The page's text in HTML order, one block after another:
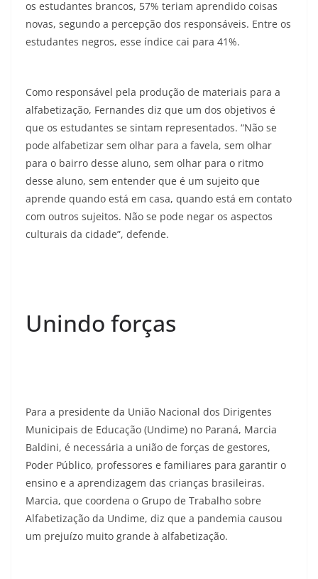
os estudantes brancos, 57% teriam aprendido coisas
novas, segundo a percepção dos responsáveis. Entre os
estudantes negros, esse índice cai para 41%.
Como responsável pela produção de materiais para a
alfabetização, Fernandes diz que um dos objetivos é
que os estudantes se sintam representados. “Não se
pode alfabetizar sem olhar para a favela, sem olhar
para o bairro desse aluno, sem olhar para o ritmo
desse aluno, sem entender que é um sujeito que
aprende quando está em casa, quando está em contato
com outros sujeitos. Não se pode negar os aspectos
culturais da cidade”, defende.
Unindo forças
Para a presidente da União Nacional dos Dirigentes
Municipais de Educação (Undime) no Paraná, Marcia
Baldini, é necessária a união de forças de gestores,
Poder Público, professores e familiares para garantir o
ensino e a aprendizagem das crianças brasileiras.
Marcia, que coordena o Grupo de Trabalho sobre
Alfabetização da Undime, diz que a pandemia causou
um prejuízo muito grande à alfabetização.